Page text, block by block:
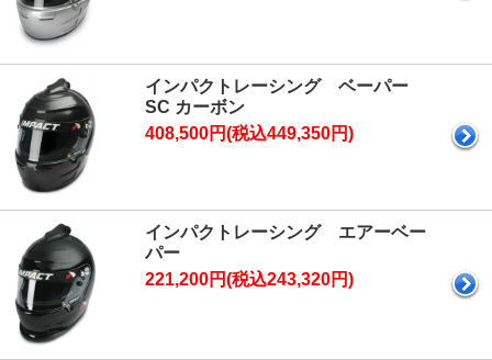
インパクトレーシング ベーパー
SC カーボン
408,500円(税込449,350円)
インパクトレーシング エアーベー
パー
221,200円(税込243,320円)